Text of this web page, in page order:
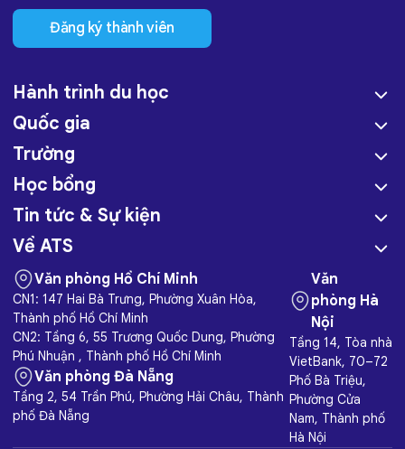
Đăng ký thành viên
Hành trình du học
Quốc gia
Trường
Học bổng
Tin tức & Sự kiện
Về ATS
Văn phòng Hồ Chí Minh
CN1: 147 Hai Bà Trưng, Phường Xuân Hòa,
Thành phố Hồ Chí Minh
CN2: Tầng 6, 55 Trương Quốc Dung, Phường
Phú Nhuận , Thành phố Hồ Chí Minh
Văn phòng Đà Nẵng
Tầng 2, 54 Trần Phú, Phường Hải Châu, Thành
phố Đà Nẵng
Văn
phòng Hà
Nội
Tầng 14, Tòa nhà
VietBank, 70–72
Phố Bà Triệu,
Phường Cửa
Nam, Thành phố
Hà Nội